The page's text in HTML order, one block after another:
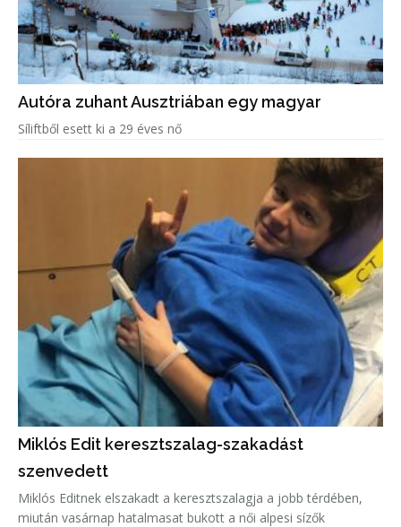
Autóra zuhant Ausztriában egy magyar
Síliftből esett ki a 29 éves nő
Miklós Edit keresztszalag-szakadást
szenvedett
Miklós Editnek elszakadt a keresztszalagja a jobb térdében,
miután vasárnap hatalmasat bukott a női alpesi sízők